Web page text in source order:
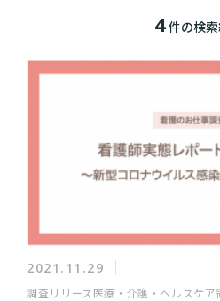
4件の検
2021.11.29
調査リリース 医療・介護・ヘルスケア